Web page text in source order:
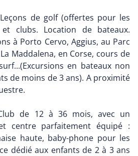
de golf (offertes pour les
clubs. Location de bateaux.
à Porto Cervo, Aggius, au Parc
Maddalena, en Corse, cours de
en bateaux non
de moins de 3 ans). A proximité
de 12 à 36 mois, avec un
centre parfaitement équipé :
haute, baby-phone pour les
dédié aux enfants de 2 à 3 ans